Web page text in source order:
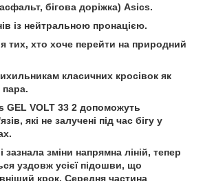
бігова доріжка) Asics.
із нейтральною пронацією.
тих, хто хоче перейти на природний
класичних кросівок як
пара.
GEL VOLT 33 2 допоможуть
які не залучені під час бігу у
зміни напрямна ліній, тепер
уздовж усієї підошви, що
крок. Середня частина